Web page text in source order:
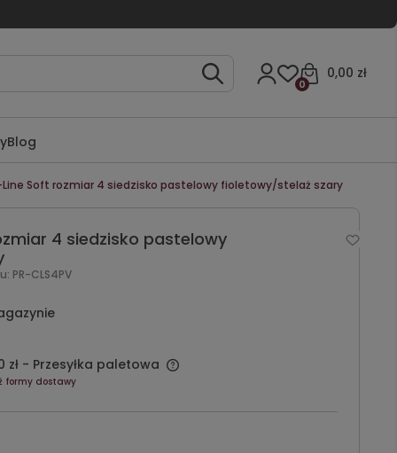
0,00 zł
0
Blog
Line Soft rozmiar 4 siedzisko pastelowy fioletowy/stelaż szary
4 siedzisko pastelowy
PR-CLS4PV
zł - Przesyłka paletowa
formy dostawy